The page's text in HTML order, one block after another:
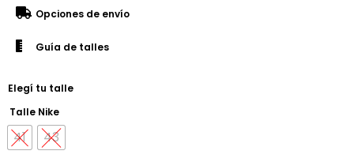
Opciones de envío
Guía de talles
Elegí tu talle
Talle Nike
41 43